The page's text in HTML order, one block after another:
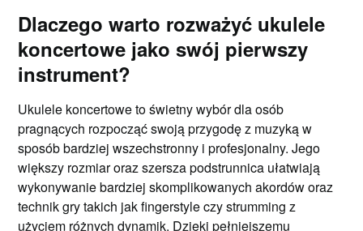
Dlaczego warto rozważyć ukulele
koncertowe jako swój pierwszy
instrument?
Ukulele koncertowe to świetny wybór dla osób
pragnących rozpocząć swoją przygodę z muzyką w
sposób bardziej wszechstronny i profesjonalny. Jego
większy rozmiar oraz szersza podstrunnica ułatwiają
wykonywanie bardziej skomplikowanych akordów oraz
technik gry takich jak fingerstyle czy strumming z
użyciem różnych dynamik. Dzięki pełniejszemu